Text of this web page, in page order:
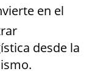
en el
desde la